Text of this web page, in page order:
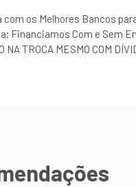
com os Melhores Bancos
Financiamos Com e Sem
NA TROCA MESMO COM